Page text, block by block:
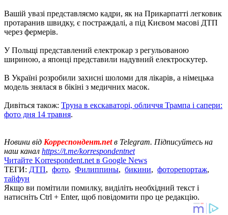
Вашій увазі представляємо кадри, як на Прикарпатті легковик
протаранив швидку, є постраждалі, а під Києвом масові ДТП
через фермерів.
У Польщі представлений електрокар з регульованою
шириною, а японці представили надувний електроскутер.
В Україні розробили захисні шоломи для лікарів, а німецька
модель знялася в бікіні з медичних масок.
Дивіться також: Труна в екскаваторі, обличчя Трампа і сапери:
фото дня 14 травня.
Новини від Корреспондент.netв Telegram. Підписуйтесь на
наш канал https://t.me/korrespondentnet
Читайте Korrespondent.net в Google News
ТЕГИ: ДТП, фото, Филиппины, бикини, фоторепортаж,
тайфун
Якщо ви помітили помилку, виділіть необхідний текст і
натисніть Ctrl + Enter, щоб повідомити про це редакцію.